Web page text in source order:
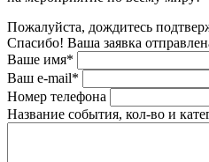
Пожалуйста, дождитесь
Спасибо! Ваша заявка
Ваше имя*
Ваш e-mail*
Номер телефона
Название события, кол-во и